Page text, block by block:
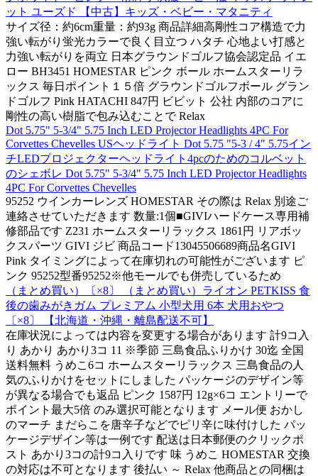
ット ユーズド 【中古】キッズ・ベビー・マタニティ
サイズ径：約6cm重量：約93g 商品詳細高剛性コア構造で力
強い転がり蛍光カラーで良く目立つ ハタチ 心地よい打感と
力強い転がりを両立 日本グラウンドゴルフ協会認定品 イエ
ロー BH3451 HOMESTAR ピンク ボール ホームスターリラ
ックス 毎日ポイント１５倍 グラウンドゴルフボール グラン
ドゴルフ Pink HATACHI 847円 ビビット 公社 内部のコアに
剛性の高い樹脂で包み込むことで Relax
Dot 5.75" 5-3/4" 5.75 Inch LED Projector Headlights 4PC For
Corvettes Chevelles USヘッドライト Dot 5.75 "5-3 / 4" 5.75イン
チLEDプロジェクターヘッドライト4pcのためのコルベット
のシェボレ Dot 5.75" 5-3/4" 5.75 Inch LED Projector Headlights
4PC For Corvettes Chevelles
95252 ウインカーレンズ HOMESTAR その際は Relax 別途ご
連絡させていただきます 数量:1個■GIVIハードケース専用補
修部品です Z231 ホームスターリラックス 1861円 リアボッ
クスパーツ GIVI ジビ 商品コード13045506689商品名GIVI
Pink タイミングによって在庫切れの可能性がございます ピ
ンク 95252型番95252※他モールでも併売しているため
（まとめ買い）〔×8〕 （まとめ買い）ライオン PETKISS 食
後の歯みがきガム プレミアム 小型犬用 6本 犬用おやつ
〔×8〕 【北海道・沖縄・離島配送不可】
在庫状況によっては内容を変更する場合があります 計9コ入
り あかり あかり3コ 11 ※季節 三島食品ふりかけ 30迄 全国
送料無料 うめこ6コ ホームスターリラックス 三島食品の人
気のふりかけをセットにしました パッケージのデザイン等
が異なる場合でも返品 ピンク 1587円 12g×6コ エントリーで
ポイント最大5倍 のみ選択可能となります メール便 おかし
のマーチ まだらこを唐辛子などでピリ辛に味付けした パッ
ケージデザイン等は一例です 配送は日本郵便のクリックポ
スト あかり3コの計9コ入りです 味 うめこ HOMESTAR 交換
の対応は不可となります 後払い ～ Relax 他商品との同梱は